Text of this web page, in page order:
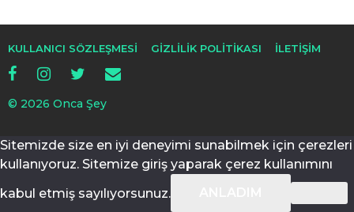
KULLANICI SÖZLEŞMESI GIZLILIK POLITIKASI İLETIŞIM
© 2026 Onca Şey
Sitemizde size en iyi deneyimi sunabilmek için çerezleri
kullanıyoruz. Sitemize giriş yaparak çerez kullanımını
kabul etmiş sayılıyorsunuz.